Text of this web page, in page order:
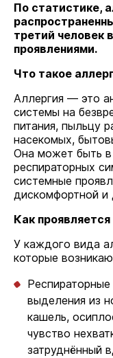
По статистике,
третий человек
проявлениями.
Что такое
Аллергия — это
системы на
питания, пыльцу
насекомых,
Она может быть
респираторных
системные
дискомфортной
Как
У каждого вида
которые
выделения из
кашель,
чувство
затруднённый